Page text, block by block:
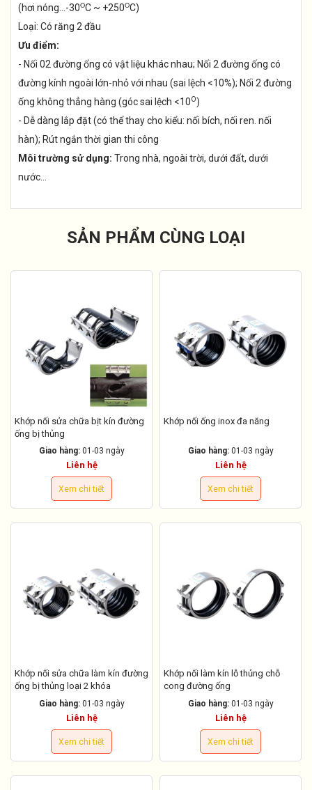
(hơi nóng...-30OC ~ +250OC)
Loại: Có răng 2 đầu
Ưu điểm:
- Nối 02 đường ống có vật liệu khác nhau; Nối 2 đường ống có
đường kính ngoài lớn-nhỏ với nhau (sai lệch <10%); Nối 2 đường
ống không thẳng hàng (góc sai lệch <10O)
- Dễ dàng lắp đặt (có thể thay cho kiểu: nối bích, nối ren. nối
hàn); Rút ngắn thời gian thi công
Môi trường sử dụng: Trong nhà, ngoài trời, dưới đất, dưới
nước...
SẢN PHẨM CÙNG LOẠI
Khớp nối sửa chữa bịt kín đường
ống bị thủng
Giao hàng: 01-03 ngày
Liên hệ
Xem chi tiết
Khớp nối ống inox đa năng
Giao hàng: 01-03 ngày
Liên hệ
Xem chi tiết
Khớp nối sửa chữa làm kín đường
ống bị thủng loại 2 khóa
Giao hàng: 01-03 ngày
Liên hệ
Xem chi tiết
Khớp nối làm kín lỗ thủng chỗ
cong đường ống
Giao hàng: 01-03 ngày
Liên hệ
Xem chi tiết